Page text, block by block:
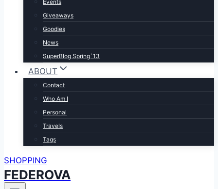
Events
Giveaways
Goodies
News
SuperBlog Spring`13
ABOUT
Contact
Who Am I
Personal
Travels
Tags
SHOPPING
FEDEROVA